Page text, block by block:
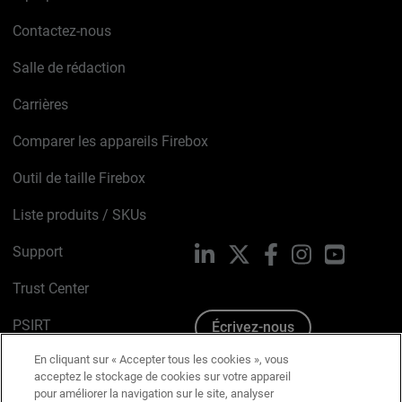
Contactez-nous
Salle de rédaction
Carrières
Comparer les appareils Firebox
Outil de taille Firebox
Liste produits / SKUs
Support
Trust Center
PSIRT
Avis sur les cookies
LinkedIn FacebookInstagramYouTube
Écrivez-nous
En cliquant sur « Accepter tous les cookies », vous
acceptez le stockage de cookies sur votre appareil
pour améliorer la navigation sur le site, analyser